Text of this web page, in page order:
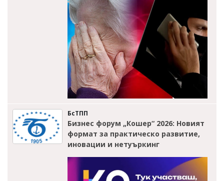
БсТПП
Бизнес форум „Кошер“ 2026: Новият
формат за практическо развитие,
иновации и нетуъркинг